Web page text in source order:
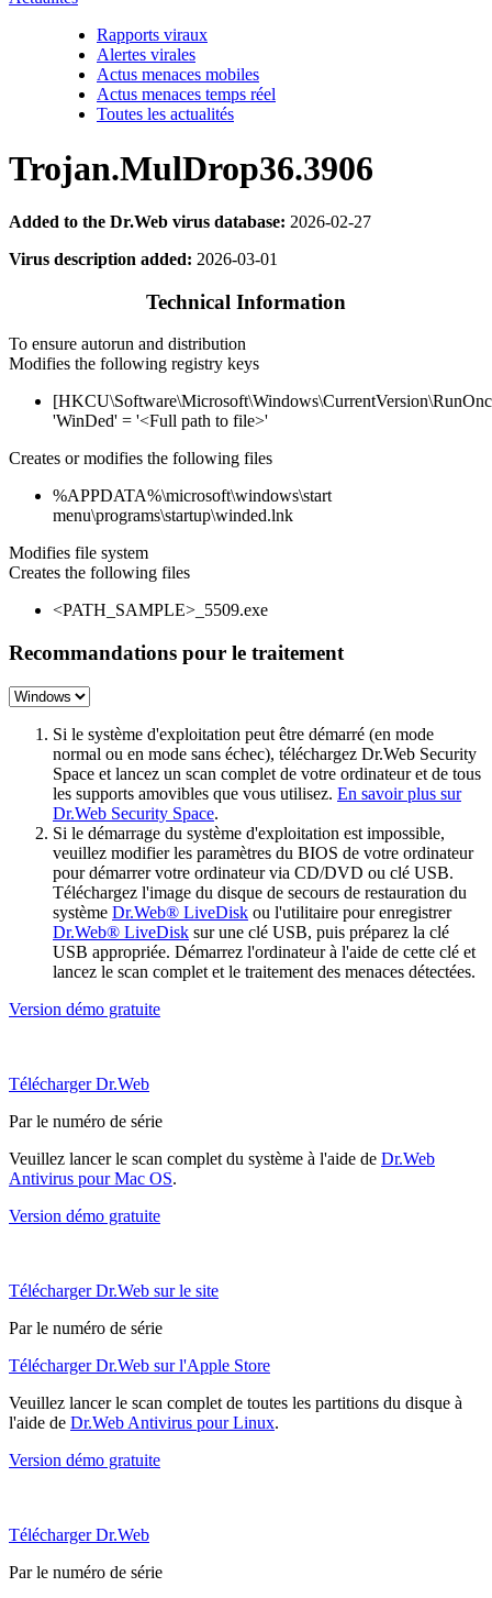
Rapports viraux
Alertes virales
Actus menaces mobiles
Actus menaces temps réel
Toutes les actualités
Trojan.MulDrop36.3906
Added to the Dr.Web virus database: 2026-02-27
Virus description added: 2026-03-01
Technical Information
To ensure autorun and distribution
Modifies the following registry keys
'WinDed' = '<Full path to file>'
Creates or modifies the following files
%APPDATA%\microsoft\windows\start
menu\programs\startup\winded.lnk
Modifies file system
Creates the following files
<PATH_SAMPLE>_5509.exe
Recommandations pour le traitement
Si le système d'exploitation peut être démarré (en mode
normal ou en mode sans échec), téléchargez Dr.Web Security
Space et lancez un scan complet de votre ordinateur et de tous
les supports amovibles que vous utilisez. En savoir plus sur
Dr.Web Security Space.
Si le démarrage du système d'exploitation est impossible,
veuillez modifier les paramètres du BIOS de votre ordinateur
pour démarrer votre ordinateur via CD/DVD ou clé USB.
Téléchargez l'image du disque de secours de restauration du
système Dr.Web® LiveDisk ou l'utilitaire pour enregistrer
Dr.Web® LiveDisk sur une clé USB, puis préparez la clé
USB appropriée. Démarrez l'ordinateur à l'aide de cette clé et
lancez le scan complet et le traitement des menaces détectées.
Version démo gratuite
Télécharger Dr.Web
Par le numéro de série
Veuillez lancer le scan complet du système à l'aide de Dr.Web
Antivirus pour Mac OS.
Version démo gratuite
Télécharger Dr.Web sur le site
Par le numéro de série
Télécharger Dr.Web sur l'Apple Store
Veuillez lancer le scan complet de toutes les partitions du disque à
l'aide de Dr.Web Antivirus pour Linux.
Version démo gratuite
Télécharger Dr.Web
Par le numéro de série